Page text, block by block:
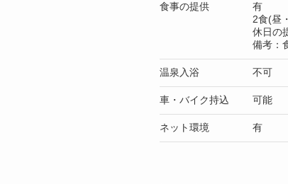
食事の提供
有
2食(昼
休日の
備考：
温泉入浴 不可
車・バイク持込 可能
ネット環境 有